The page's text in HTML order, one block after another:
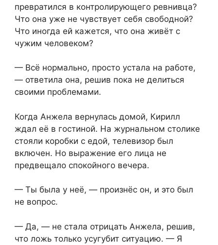
превратился в контролирующего ревнивца?
Что она уже не чувствует себя свободной?
Что иногда ей кажется, что она живёт с
чужим человеком?
— Всё нормально, просто устала на работе,
— ответила она, решив пока не делиться
своими проблемами.
Когда Анжела вернулась домой, Кирилл
ждал её в гостиной. На журнальном столике
стояли коробки с едой, телевизор был
включен. Но выражение его лица не
предвещало спокойного вечера.
— Ты была у неё, — произнёс он, и это был
не вопрос.
— Да, — не стала отрицать Анжела, решив,
что ложь только усугубит ситуацию. — Я